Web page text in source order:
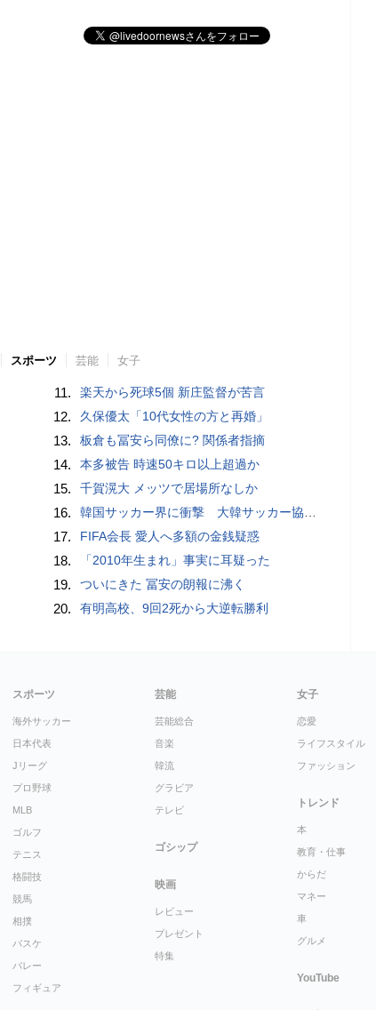
スポーツ 芸能 女子
11. 楽天から死球5個 新庄監督が苦言
12. 久保優太「10代女性の方と再婚」
13. 板倉も冨安ら同僚に? 関係者指摘
14. 本多被告 時速50キロ以上超過か
15. 千賀滉大 メッツで居場所なしか
16. 韓国サッカー界に衝撃 大韓サッカー協会に外国人審判への“性的接待”疑惑 韓国メディアが報道
17. FIFA会長 愛人へ多額の金銭疑惑
18. 「2010年生まれ」事実に耳疑った
19. ついにきた 冨安の朗報に沸く
20. 有明高校、9回2死から大逆転勝利
スポーツ
海外サッカー
日本代表
Jリーグ
プロ野球
MLB
ゴルフ
テニス
格闘技
競馬
相撲
バスケ
バレー
フィギュア
芸能
芸能総合
音楽
韓流
グラビア
テレビ
ゴシップ
映画
レビュー
プレゼント
特集
女子
恋愛
ライフスタイル
ファッション
トレンド
本
教育・仕事
からだ
マネー
車
グルメ
YouTube